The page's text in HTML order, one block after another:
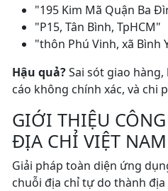
"195 Kim Mã Quận Ba
"P15, Tân Bình, TpHCM"
"thôn Phú Vinh, xã Bình
Hậu quả?Sai sót giao
cáo không chính xác, và chi
GIỚI THIỆU
ĐỊA CHỈ VIỆT NAM
Giải pháp toàn diện ứng
chuỗi địa chỉ tự do thành